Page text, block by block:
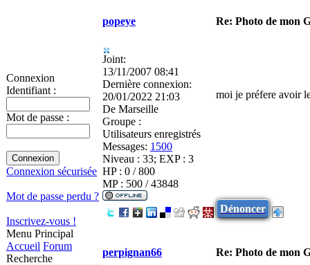
Connexion
Identifiant :
Mot de passe :
Connexion sécurisée
Mot de passe perdu ?
Inscrivez-vous !
Menu Principal
Accueil Forum
Recherche
popeye Re: Photo de mon
Joint:
13/11/2007 08:41
Dernière connexion:
20/01/2022 21:03
De Marseille
Groupe :
Utilisateurs enregistrés
Messages: 1500
Niveau : 33; EXP : 3
HP : 0 / 800
MP : 500 / 43848
moi je préfere avoir
Dénoncer
perpignan66 Re: Photo de mon